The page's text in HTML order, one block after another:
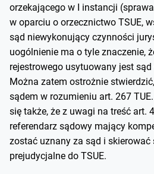
orzekającego w I instancji
w oparciu o orzecznictwo TSUE,
sąd niewykonujący czynności
uogólnienie ma o tyle znaczenie,
rejestrowego usytuowany jest
Można zatem ostrożnie
sądem w rozumieniu art. 267
się także, że z uwagi na treść art.
referendarz sądowy mający
zostać uznany za sąd i skierować
prejudycjalne do TSUE.